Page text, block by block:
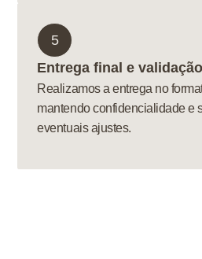
5
Entrega final e validação
Realizamos a entrega no
mantendo confidencialidade e
eventuais ajustes.